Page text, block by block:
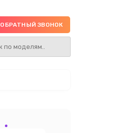
ОБРАТНЫЙ ЗВОНОК